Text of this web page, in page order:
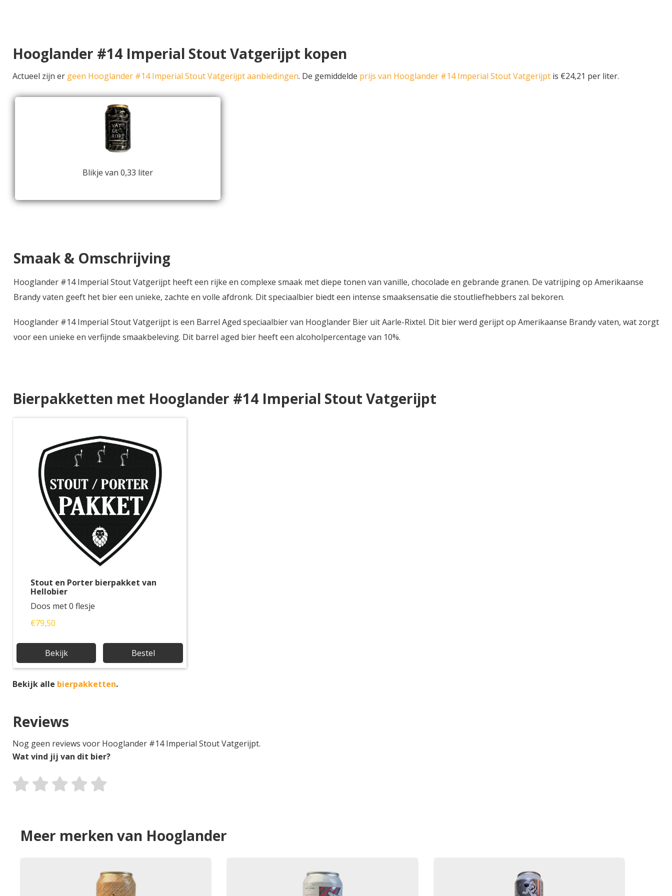
Hooglander #14 Imperial Stout Vatgerijpt kopen
Actueel zijn er geen Hooglander #14 Imperial Stout Vatgerijpt aanbiedingen. De gemiddelde prijs van Hooglander #14 Imperial Stout Vatgerijpt is €24,21 per liter.
Blikje van 0,33 liter
Smaak & Omschrijving
Hooglander #14 Imperial Stout Vatgerijpt heeft een rijke en complexe smaak met diepe tonen van vanille, chocolade en gebrande granen. De vatrijping op Amerikaanse
Brandy vaten geeft het bier een unieke, zachte en volle afdronk. Dit speciaalbier biedt een intense smaaksensatie die stoutliefhebbers zal bekoren.
Hooglander #14 Imperial Stout Vatgerijpt is een Barrel Aged speciaalbier van Hooglander Bier uit Aarle-Rixtel. Dit bier werd gerijpt op Amerikaanse Brandy vaten, wat zorgt
voor een unieke en verfijnde smaakbeleving. Dit barrel aged bier heeft een alcoholpercentage van 10%.
Bierpakketten met Hooglander #14 Imperial Stout Vatgerijpt
Stout en Porter bierpakket van
Hellobier
Doos met 0 flesje
€79,50
Bekijk Bestel
Bekijk alle bierpakketten.
Reviews
Nog geen reviews voor Hooglander #14 Imperial Stout Vatgerijpt.
Wat vind jij van dit bier?
Meer merken van Hooglander